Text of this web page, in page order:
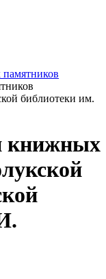
библиотеки им.
книжных